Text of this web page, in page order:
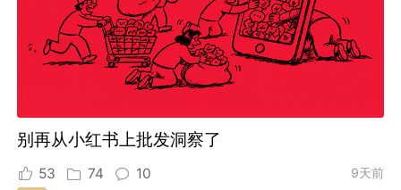
别再从小红书上批发洞察了
53 74 10 9天前